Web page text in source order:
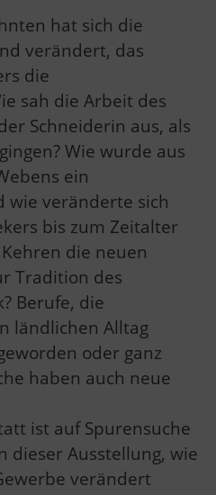
hat sich die
verändert, das
die
sah die Arbeit des
Schneiderin aus, als
Wie wurde aus
ein
wie veränderte sich
bis zum Zeitalter
die neuen
Tradition des
Berufe, die
ländlichen Alltag
oder ganz
haben auch neue
ist auf Spurensuche
dieser Ausstellung, wie
verändert